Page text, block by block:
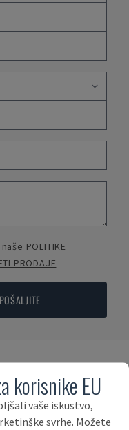
POLITIKE
PRODAJE
POŠALJITE
korisnike EU
vaše iskustvo,
svrhe. Možete